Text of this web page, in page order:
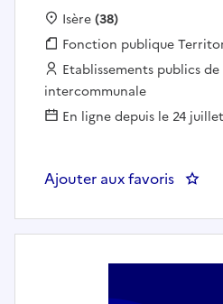
Localisation :
Isère(38)
Fonction publique :
Fonction publique
Employeur :
Etablissements publics
intercommunale
En ligne depuis le 24
Ajouter aux favoris :